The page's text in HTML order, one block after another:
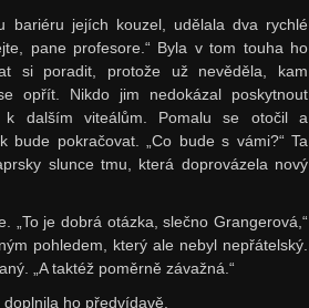
bariéru jejích kouzel, udělala dva rychlé
pane profesore.“ Byla v tom touha ho
si poradit, protože už nevěděla, kam
opřít. Nikdo jim nedokázal poskytnout
dalším viteálům. Pomalu se otočil a
bude pokračovat. „Co bude s vámi?“ Ta
slunce tmu, která doprovázela nový
„To je dobrá otázka, slečno Grangerová,“
pohledem, který ale nebyl nepřátelský.
„A taktéž poměrně závažná.“
doplnila ho předvídavě.